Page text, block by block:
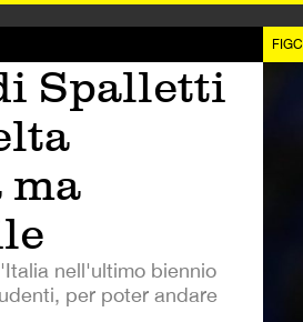
Spalletti
ma
nell'ultimo biennio
per poter andare
FIGC